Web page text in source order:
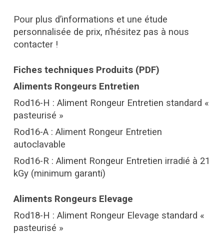
Pour plus d’informations et une étude
personnalisée de prix, n’hésitez pas à nous
contacter !
Fiches techniques Produits (PDF)
Aliments Rongeurs Entretien
Rod16-H : Aliment Rongeur Entretien standard «
pasteurisé »
Rod16-A : Aliment Rongeur Entretien
autoclavable
Rod16-R : Aliment Rongeur Entretien irradié à 21
kGy (minimum garanti)
Aliments Rongeurs Elevage
Rod18-H : Aliment Rongeur Elevage standard «
pasteurisé »